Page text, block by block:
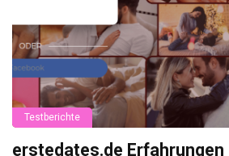
Testberichte
erstedates.de Erfahrungen